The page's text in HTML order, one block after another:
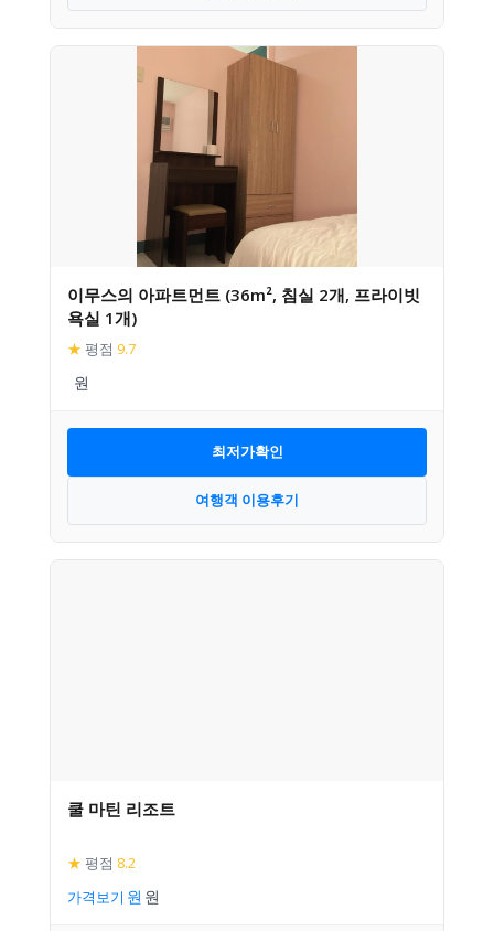
이무스의 아파트먼트 (36m², 침실 2개, 프라이빗
욕실 1개)
★ 평점 9.7
최저가확인
여행객 이용후기
쿨 마틴 리조트
★ 평점 8.2
가격보기